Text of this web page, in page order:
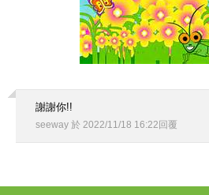
謝謝你!!
seeway 於 2022/11/18 16:22 回覆